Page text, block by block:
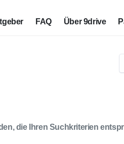
FAQ Über 9drive
die Ihren Suchkriterien